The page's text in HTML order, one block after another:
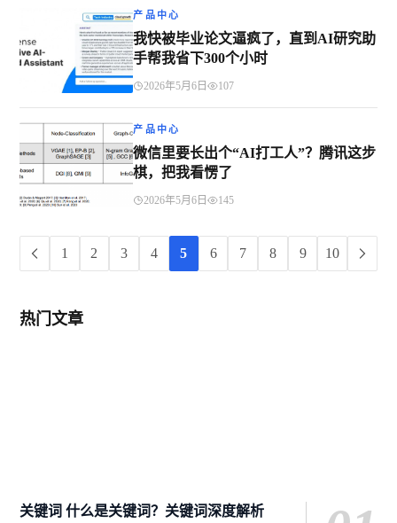
产品中心
我快被毕业论文逼疯了，直到AI研究助
手帮我省下300个小时
2026年5月6日 107
产品中心
微信里要长出个“AI打工人”？腾讯这步
棋，把我看愣了
2026年5月6日 145
1 2 3 4 5 6 7 8 9 10
热门文章
关键词 什么是关键词？关键词深度解析